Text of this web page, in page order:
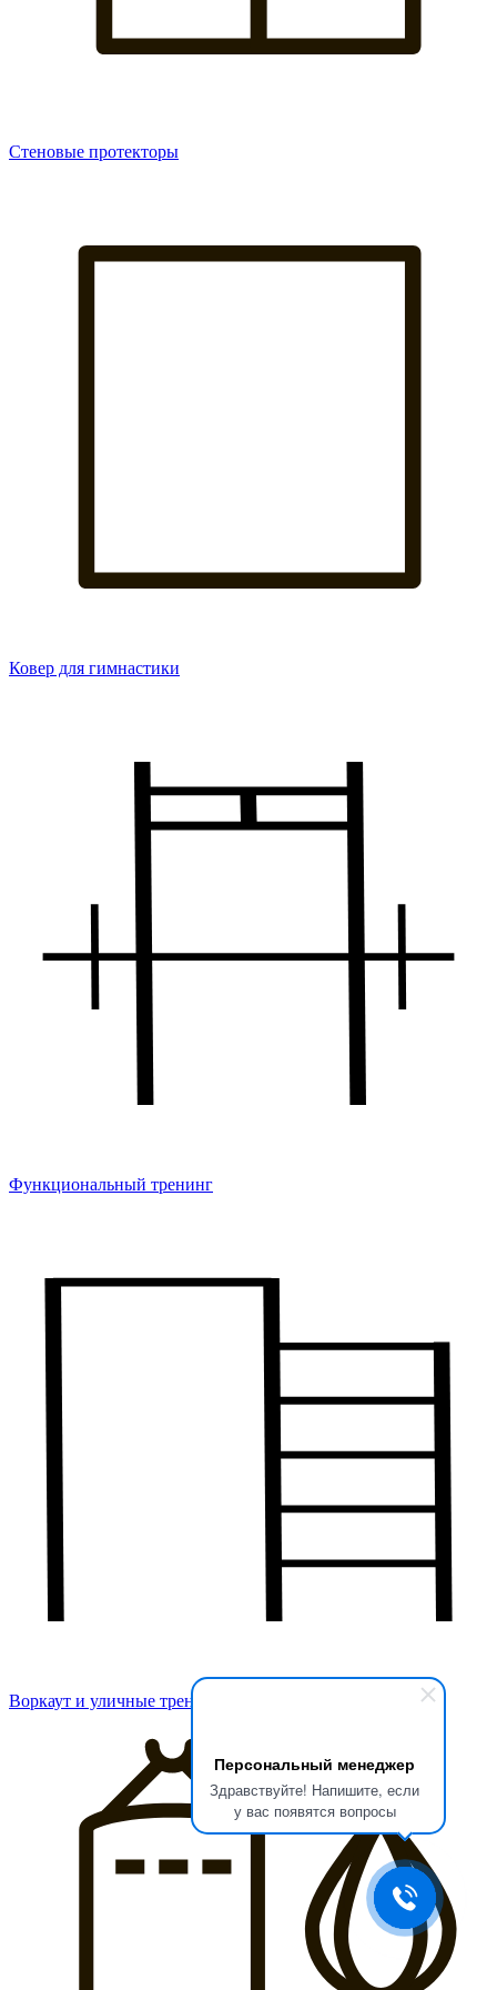
Персональный менеджер
Здравствуйте! Напишите, если
у вас появятся вопросы
Стеновые протекторы
Ковер для гимнастики
Функциональный тренинг
Воркаут и уличные тренажеры